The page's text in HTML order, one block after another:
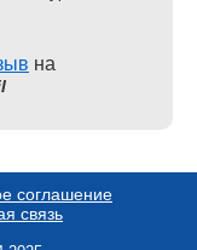
на
соглашение
связь